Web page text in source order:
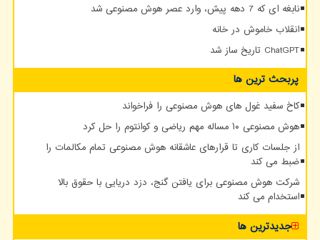
نابغه ای که 7 دهه پیش، وارد عصر هوش مصنوعی شد
انقلاب خاموش در خانه
ChatGPT تاریخ ساز شد
پربحث ترین ها
کاخ سفید غول های هوش مصنوعی را فراخواند
هوش مصنوعی ۱۰ مساله مهم ریاضی و کوانتوم را حل کرد
از جلسات کاری تا قرارهای عاشقانه هوش مصنوعی تمام مکالمات را
ضبط می کند
شرکت هوش مصنوعی برای یافتن گنج، دزد دریایی با حقوق بالا
استخدام می کند
جدیدترین ها